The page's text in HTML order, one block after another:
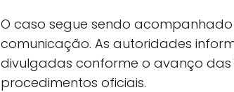
O caso segue sendo
comunicação. As autoridades
divulgadas conforme o avanço
procedimentos oficiais.